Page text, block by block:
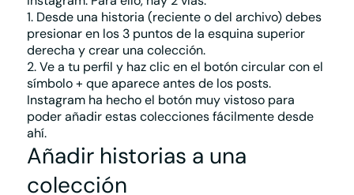
1. Desde una historia (reciente o del archivo) debes
presionar en los 3 puntos de la esquina superior
derecha y crear una colección.
2. Ve a tu perfil y haz clic en el botón circular con el
símbolo + que aparece antes de los posts.
Instagram ha hecho el botón muy vistoso para
poder añadir estas colecciones fácilmente desde
ahí.
Añadir historias a una
colección